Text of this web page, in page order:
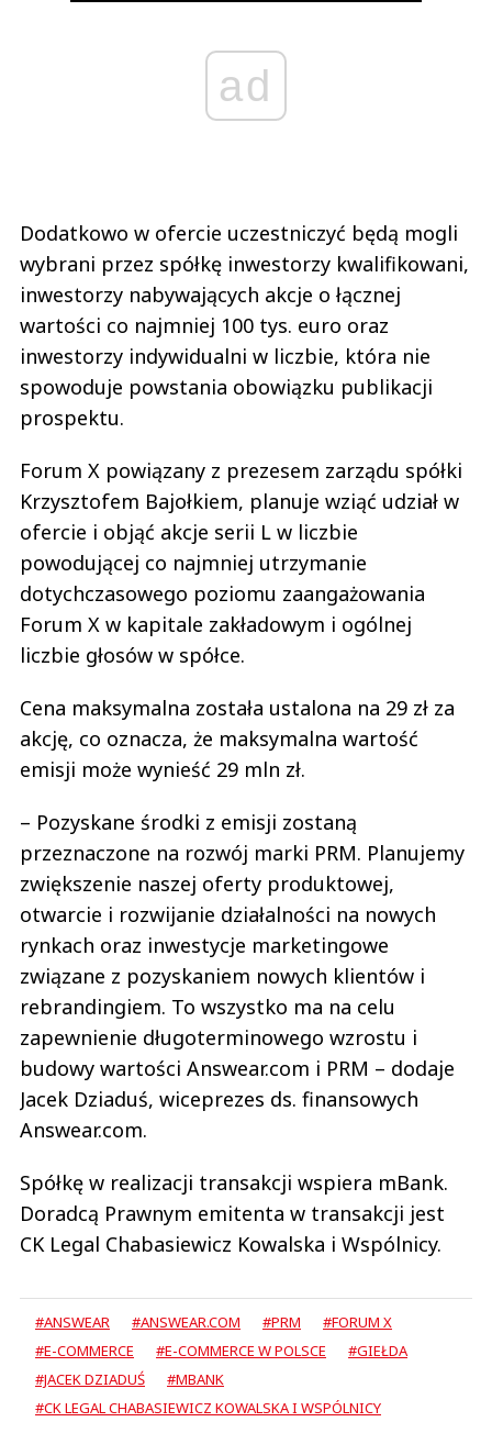
ad
Dodatkowo w ofercie uczestniczyć będą mogli
wybrani przez spółkę inwestorzy kwalifikowani,
inwestorzy nabywających akcje o łącznej
wartości co najmniej 100 tys. euro oraz
inwestorzy indywidualni w liczbie, która nie
spowoduje powstania obowiązku publikacji
prospektu.
Forum X powiązany z prezesem zarządu spółki
Krzysztofem Bajołkiem, planuje wziąć udział w
ofercie i objąć akcje serii L w liczbie
powodującej co najmniej utrzymanie
dotychczasowego poziomu zaangażowania
Forum X w kapitale zakładowym i ogólnej
liczbie głosów w spółce.
Cena maksymalna została ustalona na 29 zł za
akcję, co oznacza, że maksymalna wartość
emisji może wynieść 29 mln zł.
– Pozyskane środki z emisji zostaną
przeznaczone na rozwój marki PRM. Planujemy
zwiększenie naszej oferty produktowej,
otwarcie i rozwijanie działalności na nowych
rynkach oraz inwestycje marketingowe
związane z pozyskaniem nowych klientów i
rebrandingiem. To wszystko ma na celu
zapewnienie długoterminowego wzrostu i
budowy wartości Answear.com i PRM – dodaje
Jacek Dziaduś, wiceprezes ds. finansowych
Answear.com.
Spółkę w realizacji transakcji wspiera mBank.
Doradcą Prawnym emitenta w transakcji jest
CK Legal Chabasiewicz Kowalska i Wspólnicy.
#ANSWEAR #ANSWEAR.COM #PRM
#FORUM X
#E-COMMERCE
#E-COMMERCE W POLSCE
#GIEŁDA
#JACEK DZIADUŚ
#MBANK
#CK LEGAL CHABASIEWICZ KOWALSKA I WSPÓLNICY